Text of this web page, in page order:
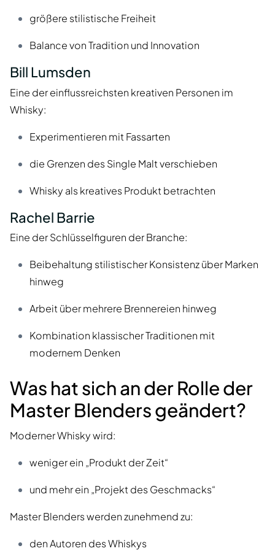
größere stilistische Freiheit
Balance von Tradition und Innovation
Bill Lumsden
Eine der einflussreichsten kreativen Personen im
Whisky:
Experimentieren mit Fassarten
die Grenzen des Single Malt verschieben
Whisky als kreatives Produkt betrachten
Rachel Barrie
Eine der Schlüsselfiguren der Branche:
Beibehaltung stilistischer Konsistenz über Marken
hinweg
Arbeit über mehrere Brennereien hinweg
Kombination klassischer Traditionen mit
modernem Denken
Was hat sich an der Rolle der
Master Blenders geändert?
Moderner Whisky wird:
weniger ein „Produkt der Zeit“
und mehr ein „Projekt des Geschmacks“
Master Blenders werden zunehmend zu:
den Autoren des Whiskys